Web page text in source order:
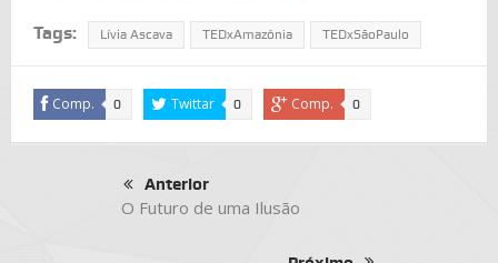
Tags: Lívia Ascava TEDxAmazônia TEDxSãoPaulo
Comp. 0 Twittar 0 Comp. 0
Anterior
O Futuro de uma Ilusão